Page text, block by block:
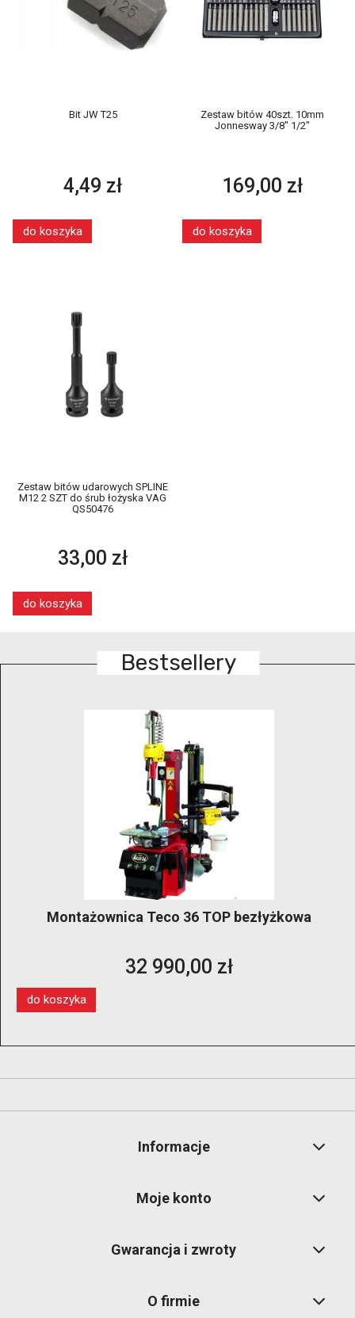
Bit JW T25
4,49 zł
do koszyka
Zestaw bitów 40szt. 10mm
Jonnesway 3/8" 1/2"
169,00 zł
do koszyka
Zestaw bitów udarowych SPLINE
M12 2 SZT do śrub łożyska VAG
QS50476
33,00 zł
do koszyka
Bestsellery
GRUBBER KónigStiger –bezłyżkowa
kół 14″–28″ z dwoma ramionami pomocniczymi i
windą koła
13 350,00 zł
do koszyka
Informacje
Moje konto
Gwarancja i zwroty
O firmie